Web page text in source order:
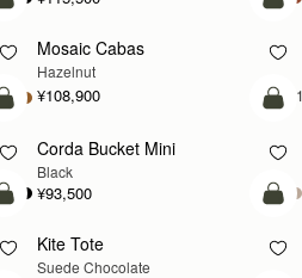
カートに追加
新登場
カ
Mosaic Cabas
Hazelnut
¥108,900
カートに追加
カ
Corda Bucket Mini
Black
¥93,500
カートに追加
カ
Kite Tote
Suede Chocolate